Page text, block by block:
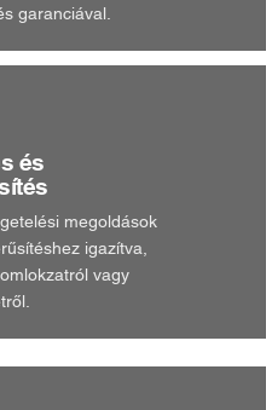
garanciával.
és
megoldások
igazítva,
vagy